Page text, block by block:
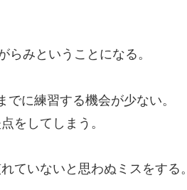
みということになる。
に練習する機会が少ない。
をしてしまう。
ていないと思わぬミスをする。